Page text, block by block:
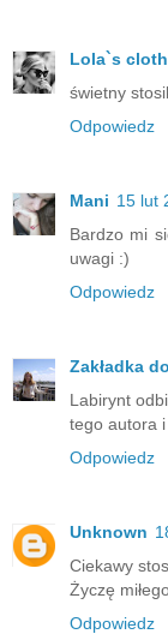
Lola`s
świetny
Odpowiedz
Mani 15 lut
Bardzo mi
uwagi :)
Odpowiedz
Zakładka
Labirynt
tego autora
Odpowiedz
Unknown
Ciekawy
Życzę
Odpowiedz